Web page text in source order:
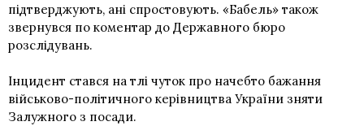
підтверджують, ані спростовують. «Бабель» також
звернувся по коментар до Державного бюро
розслідувань.
Інцидент стався на тлі чуток про начебто бажання
військово-політичного керівництва України зняти
Залужного з посади.